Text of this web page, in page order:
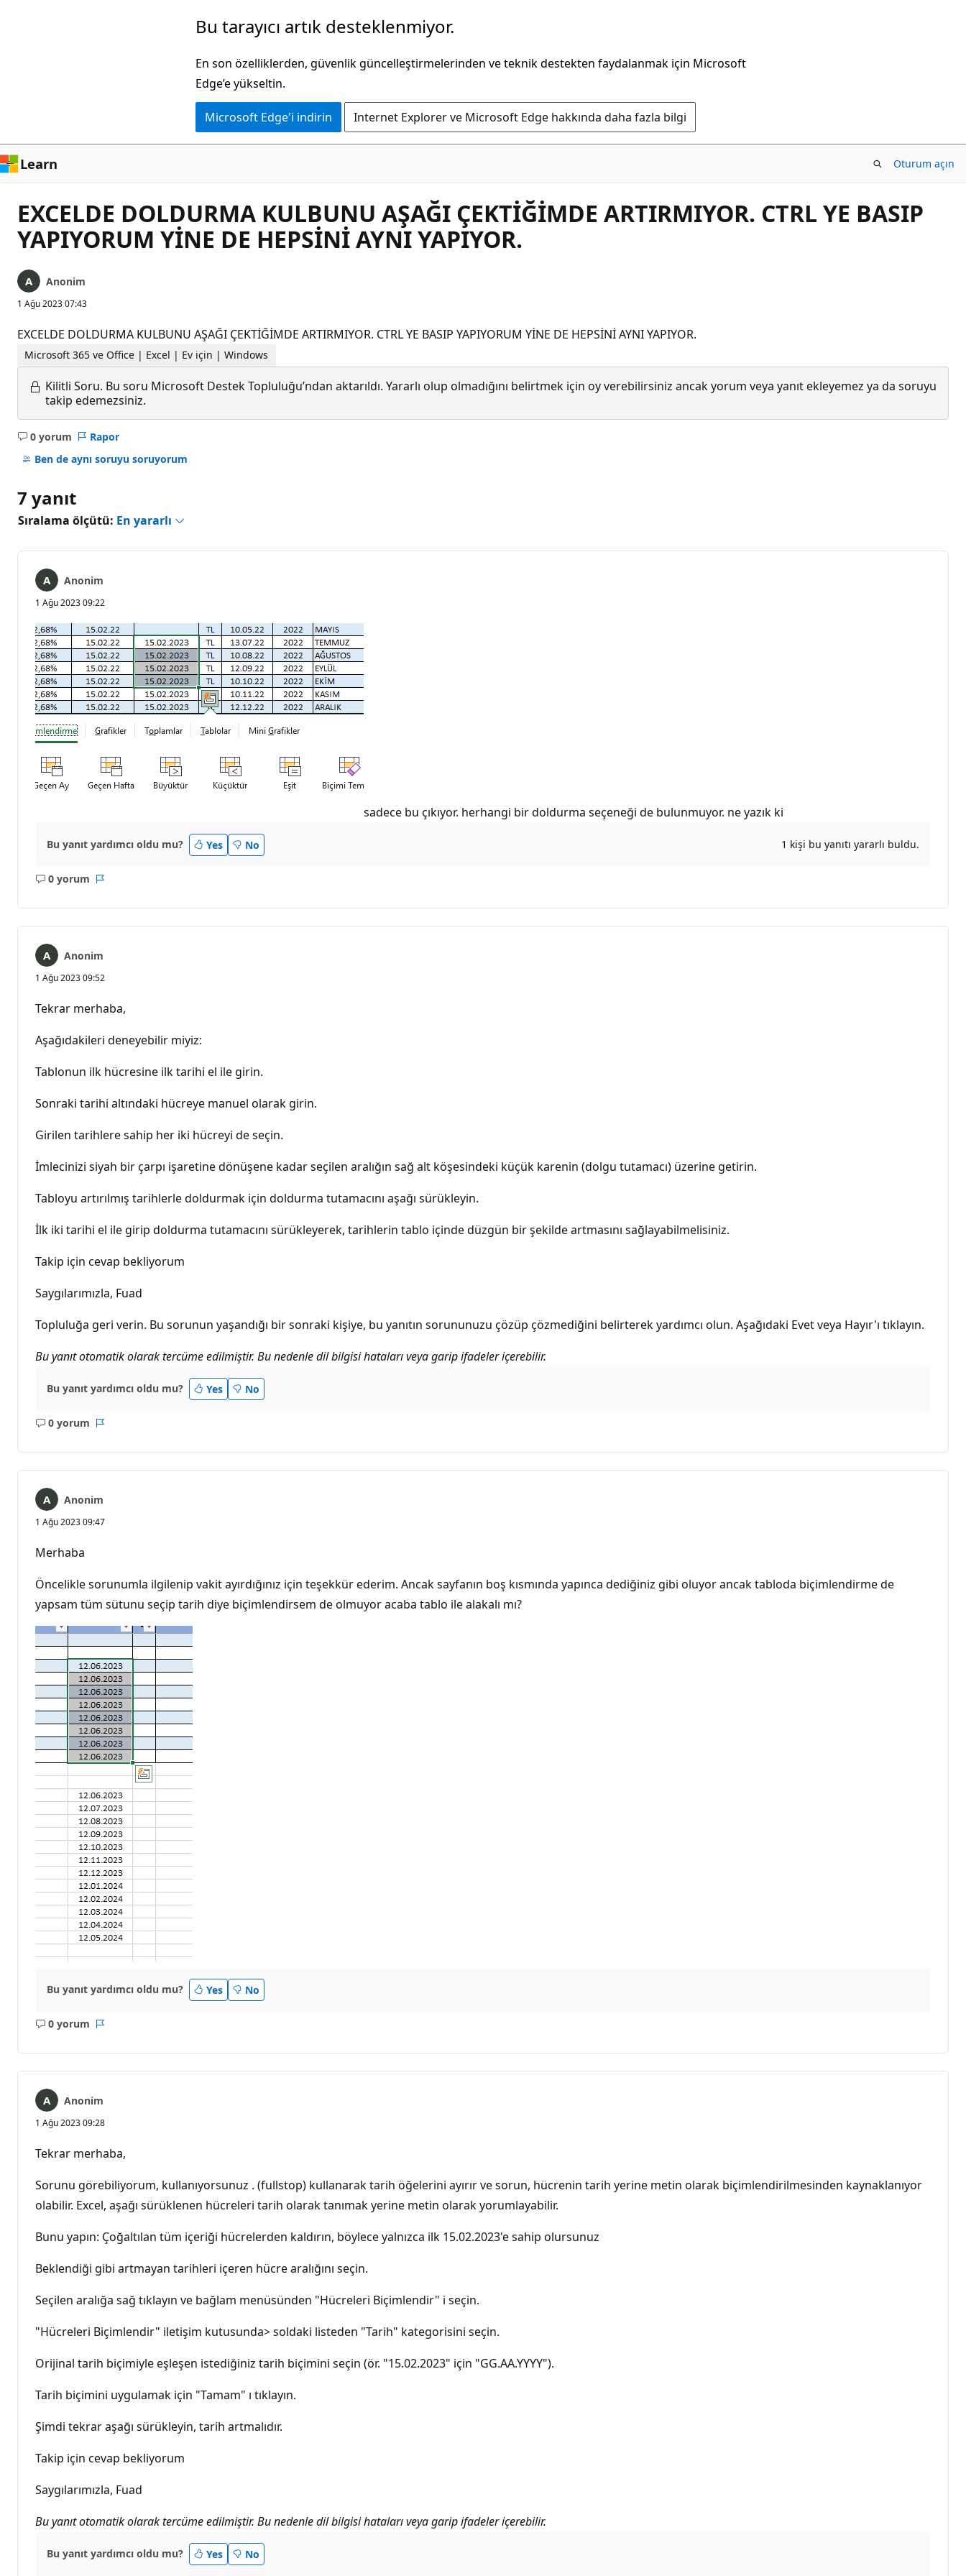
Bu tarayıcı artık desteklenmiyor.
En son özelliklerden, güvenlik güncelleştirmelerinden ve teknik destekten faydalanmak için Microsoft
Edge’e yükseltin.
Microsoft Edge'i indirin Internet Explorer ve Microsoft Edge hakkında daha fazla bilgi
Learn Oturum açın
EXCELDE DOLDURMA KULBUNU AŞAĞI ÇEKTİĞİMDE ARTIRMIYOR. CTRL YE BASIP
YAPIYORUM YİNE DE HEPSİNİ AYNI YAPIYOR.
Anonim
1 Ağu 2023 07:43
EXCELDE DOLDURMA KULBUNU AŞAĞI ÇEKTİĞİMDE ARTIRMIYOR. CTRL YE BASIP YAPIYORUM YİNE DE HEPSİNİ AYNI YAPIYOR.
Microsoft 365 ve Office | Excel | Ev için | Windows
Kilitli Soru. Bu soru Microsoft Destek Topluluğu’ndan aktarıldı. Yararlı olup olmadığını belirtmek için oy verebilirsiniz ancak yorum veya yanıt ekleyemez ya da soruyu
takip edemezsiniz.
0 yorum
Açıklama
yok
Rapor
Ben de aynı soruyu soruyorum
7 yanıt
Sıralama ölçütü: En yararlı
Anonim
1 Ağu 2023 09:22
sadece bu çıkıyor. herhangi bir doldurma seçeneği de bulunmuyor. ne yazık ki
Bu yanıt yardımcı oldu mu? Yes No 1 kişi bu yanıtı yararlı buldu.
0 yorum
Açıklama
Anonim
1 Ağu 2023 09:52
Tekrar merhaba,
Aşağıdakileri deneyebilir miyiz:
Tablonun ilk hücresine ilk tarihi el ile girin.
Sonraki tarihi altındaki hücreye manuel olarak girin.
Girilen tarihlere sahip her iki hücreyi de seçin.
İmlecinizi siyah bir çarpı işaretine dönüşene kadar seçilen aralığın sağ alt köşesindeki küçük karenin (dolgu tutamacı) üzerine getirin.
Tabloyu artırılmış tarihlerle doldurmak için doldurma tutamacını aşağı sürükleyin.
İlk iki tarihi el ile girip doldurma tutamacını sürükleyerek, tarihlerin tablo içinde düzgün bir şekilde artmasını sağlayabilmelisiniz.
Takip için cevap bekliyorum
Saygılarımızla, Fuad
Topluluğa geri verin. Bu sorunun yaşandığı bir sonraki kişiye, bu yanıtın sorununuzu çözüp çözmediğini belirterek yardımcı olun. Aşağıdaki Evet veya Hayır'ı tıklayın.
Bu yanıt otomatik olarak tercüme edilmiştir. Bu nedenle dil bilgisi hataları veya garip ifadeler içerebilir.
Bu yanıt yardımcı oldu mu? Yes No
0 yorum
Açıklama
Anonim
1 Ağu 2023 09:47
Merhaba
Öncelikle sorunumla ilgilenip vakit ayırdığınız için teşekkür ederim. Ancak sayfanın boş kısmında yapınca dediğiniz gibi oluyor ancak tabloda biçimlendirme de
yapsam tüm sütunu seçip tarih diye biçimlendirsem de olmuyor acaba tablo ile alakalı mı?
Bu yanıt yardımcı oldu mu? Yes No
0 yorum
Açıklama
Anonim
1 Ağu 2023 09:28
Tekrar merhaba,
Sorunu görebiliyorum, kullanıyorsunuz . (fullstop) kullanarak tarih öğelerini ayırır ve sorun, hücrenin tarih yerine metin olarak biçimlendirilmesinden kaynaklanıyor
olabilir. Excel, aşağı sürüklenen hücreleri tarih olarak tanımak yerine metin olarak yorumlayabilir.
Bunu yapın: Çoğaltılan tüm içeriği hücrelerden kaldırın, böylece yalnızca ilk 15.02.2023'e sahip olursunuz
Beklendiği gibi artmayan tarihleri içeren hücre aralığını seçin.
Seçilen aralığa sağ tıklayın ve bağlam menüsünden "Hücreleri Biçimlendir" i seçin.
"Hücreleri Biçimlendir" iletişim kutusunda> soldaki listeden "Tarih" kategorisini seçin.
Orijinal tarih biçimiyle eşleşen istediğiniz tarih biçimini seçin (ör. "15.02.2023" için "GG.AA.YYYY").
Tarih biçimini uygulamak için "Tamam" ı tıklayın.
Şimdi tekrar aşağı sürükleyin, tarih artmalıdır.
Takip için cevap bekliyorum
Saygılarımızla, Fuad
Bu yanıt otomatik olarak tercüme edilmiştir. Bu nedenle dil bilgisi hataları veya garip ifadeler içerebilir.
Bu yanıt yardımcı oldu mu? Yes No